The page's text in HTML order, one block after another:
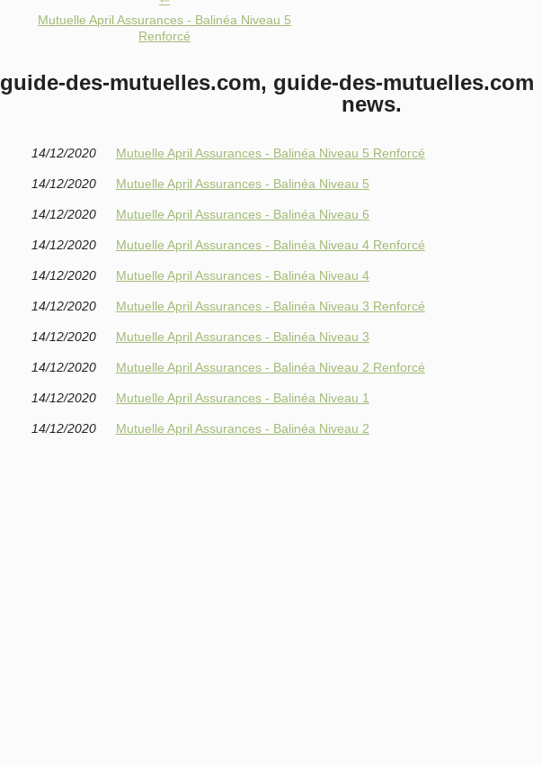
Mutuelle April Assurances - Balinéa Niveau 5
Renforcé
guide-des-mutuelles.com, guide-des-mutuelles.com
news.
14/12/2020 Mutuelle April Assurances - Balinéa Niveau 5 Renforcé
14/12/2020 Mutuelle April Assurances - Balinéa Niveau 5
14/12/2020 Mutuelle April Assurances - Balinéa Niveau 6
14/12/2020 Mutuelle April Assurances - Balinéa Niveau 4 Renforcé
14/12/2020 Mutuelle April Assurances - Balinéa Niveau 4
14/12/2020 Mutuelle April Assurances - Balinéa Niveau 3 Renforcé
14/12/2020 Mutuelle April Assurances - Balinéa Niveau 3
14/12/2020 Mutuelle April Assurances - Balinéa Niveau 2 Renforcé
14/12/2020 Mutuelle April Assurances - Balinéa Niveau 1
14/12/2020 Mutuelle April Assurances - Balinéa Niveau 2